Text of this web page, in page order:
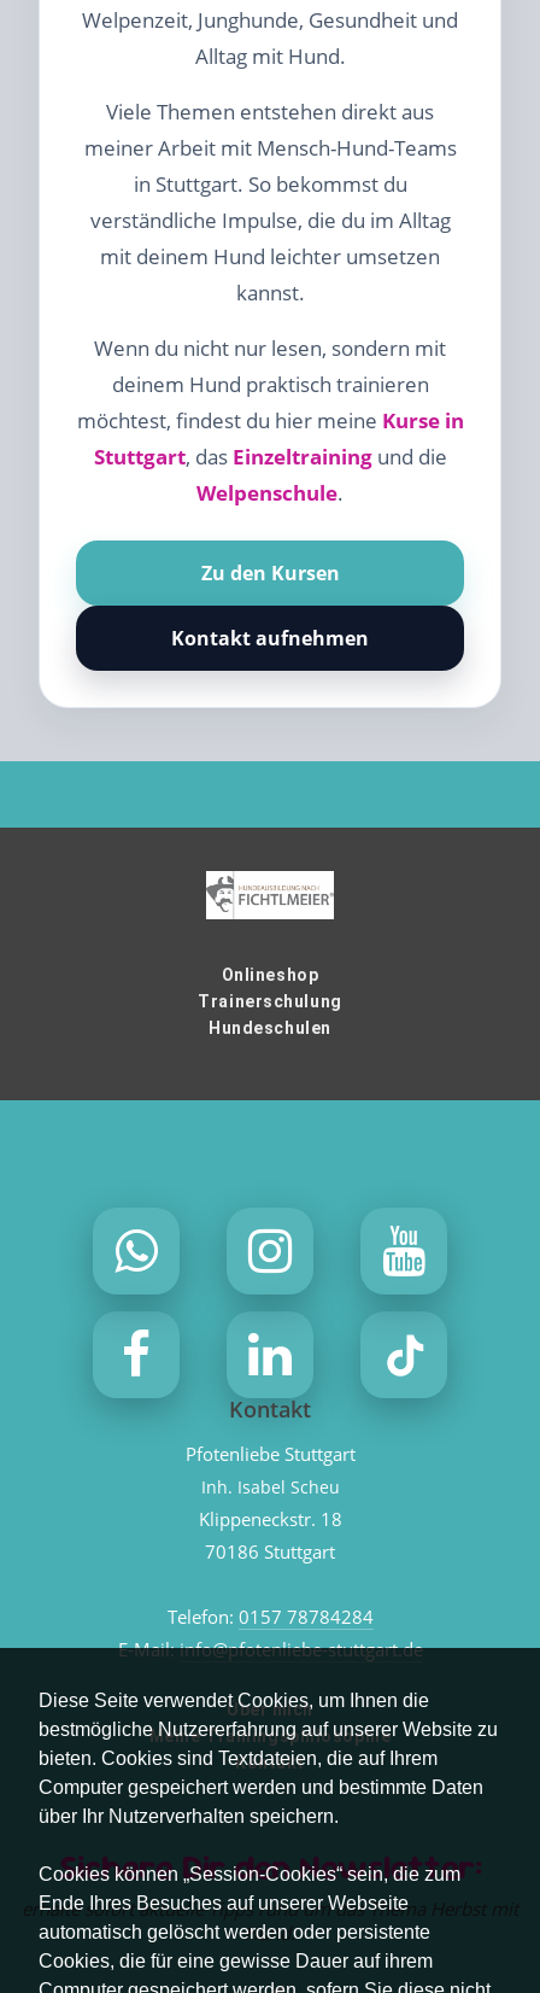
Diese Seite verwendet Cookies, um Ihnen die
bestmögliche Nutzererfahrung auf unserer Website zu
bieten. Cookies sind Textdateien, die auf Ihrem
Computer gespeichert werden und bestimmte Daten
über Ihr Nutzerverhalten speichern.
Cookies können „Session-Cookies“ sein, die zum
Ende Ihres Besuches auf unserer Webseite
automatisch gelöscht werden oder persistente
Cookies, die für eine gewisse Dauer auf ihrem
Welpenzeit, Junghunde, Gesundheit und
Alltag mit Hund.
Viele Themen entstehen direkt aus
meiner Arbeit mit Mensch-Hund-Teams
in Stuttgart. So bekommst du
verständliche Impulse, die du im Alltag
mit deinem Hund leichter umsetzen
kannst.
Wenn du nicht nur lesen, sondern mit
deinem Hund praktisch trainieren
möchtest, findest du hier meine Kurse in
Stuttgart, das Einzeltrainingund die
Welpenschule.
Zu den Kursen
Kontakt aufnehmen
Onlineshop
Trainerschulung
Hundeschulen
Kontakt
Pfotenliebe Stuttgart
Inh. Isabel Scheu
Klippeneckstr. 18
70186 Stuttgart
Telefon: 0157 78784284
E-Mail:info@pfotenliebe-stuttgart.de
Über mich
Meine Trainingsphilosophie
Kontakt
Sichere Dir den Newsletter:
erhalte sofort aktuelle Tipps rund um das Thema Herbst mit
Hund.